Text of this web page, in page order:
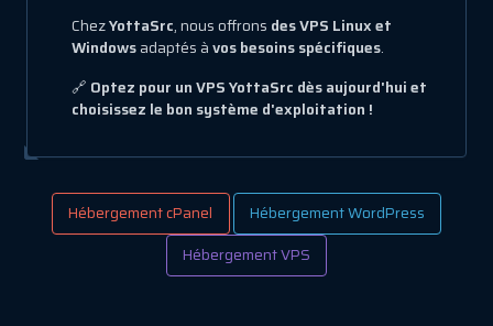
ChezYottaSrc, nous offrons des VPS Linux et
Windowsadaptés àvos besoins spécifiques.
🔗 Optez pour un VPS YottaSrc dès aujourd'hui et
choisissez le bon système d'exploitation !
Hébergement cPanel
Hébergement WordPress
Hébergement VPS